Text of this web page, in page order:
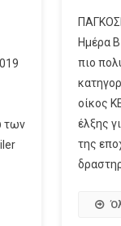
των
Ημέρα
πιο
οίκος
έλξης
της